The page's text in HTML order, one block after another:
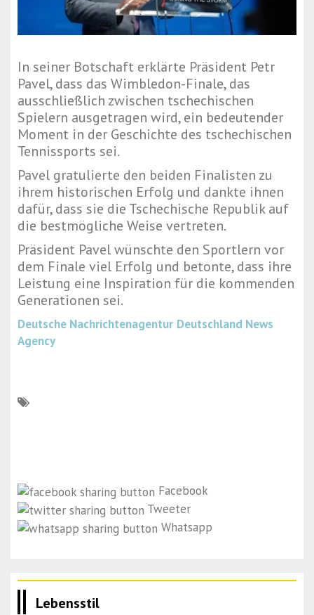
In seiner Botschaft erklärte Präsident Petr
Pavel, dass das Wimbledon-Finale, das
ausschließlich zwischen tschechischen
Spielern ausgetragen wird, ein bedeutender
Moment in der Geschichte des tschechischen
Tennissports sei.
Pavel gratulierte den beiden Finalisten zu
ihrem historischen Erfolg und dankte ihnen
dafür, dass sie die Tschechische Republik auf
die bestmögliche Weise vertreten.
Präsident Pavel wünschte den Sportlern vor
dem Finale viel Erfolg und betonte, dass ihre
Leistung eine Inspiration für die kommenden
Generationen sei.
Deutsche Nachrichtenagentur Deutschland News
Agency
Facebook
Tweeter
Whatsapp
Lebensstil